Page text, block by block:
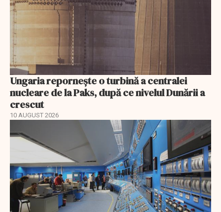
Ungaria reporneşte o turbină a centralei
nucleare de la Paks, după ce nivelul Dunării a
crescut
10 AUGUST 2026